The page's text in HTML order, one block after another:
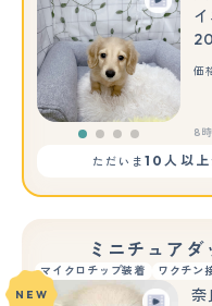
価
8
ただいま10人以上
ミニチュア
マイクロチップ装着 ワクチン
NEW 奈